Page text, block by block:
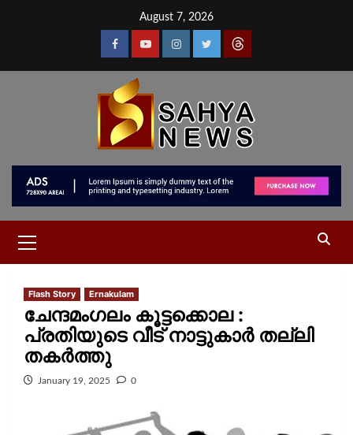
August 7, 2026
Flash Story Ernakulam
ചേന്ദമംഗലം കൂട്ടക്കൊല :
പ്രതിയുടെ വീട് നാട്ടുകാർ തല്ലി
തകർത്തു
January 19, 2025 0